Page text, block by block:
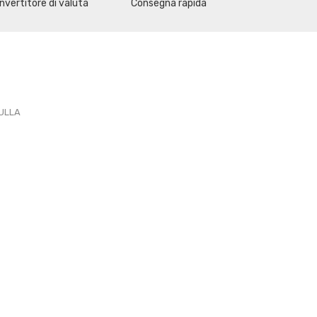
di valuta Consegna rapida